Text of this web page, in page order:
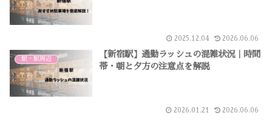
2025.12.04 2026.06.06
駅・駅周辺
【新宿駅】通勤ラッシュの混雑状況｜時間
帯・朝と夕方の注意点を解説
2026.01.21 2026.06.06